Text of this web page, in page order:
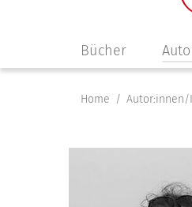
Navigation
überspringen
Bücher
Home